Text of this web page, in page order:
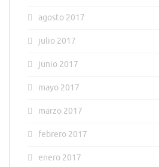
agosto 2017
julio 2017
junio 2017
mayo 2017
marzo 2017
febrero 2017
enero 2017